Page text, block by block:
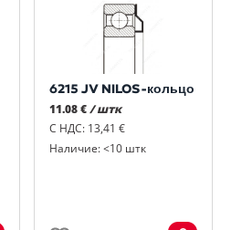
6215 JV NILOS-кольцо
11.08 € / штк
С НДС: 13,41 €
Наличие: <10 штк